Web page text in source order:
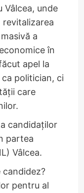
Vâlcea, unde
revitalizarea
a
în
apel la
politician, ci
care
candidaților
partea
Vâlcea.
candidez?
pentru al